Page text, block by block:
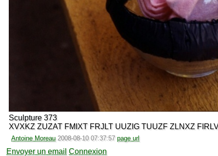
Sculpture 373
XVXKZ ZUZAT FMIXT FRJLT UUZIG TUUZF ZLNXZ
Antoine Moreau 2008-08-10 07:37:57 page url
Envoyer un email Connexion